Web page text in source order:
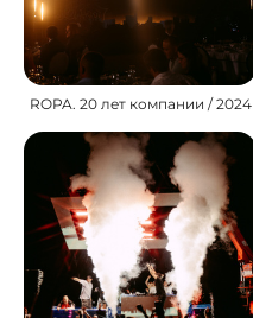
ROPA. 20 лет компании / 2024